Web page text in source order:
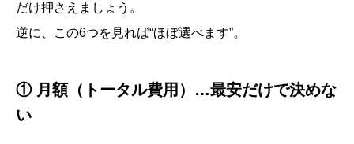
だけ押さえましょう。
逆に、この6つを見れば“ほぼ選べます”。
① 月額（トータル費用）…最安だけで決めな
い